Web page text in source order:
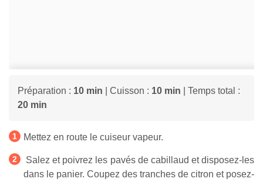
Préparation : 10 min | Cuisson : 10 min | Temps total :
20 min
Mettez en route le cuiseur vapeur.
Salez et poivrez les pavés de cabillaud et disposez-les
dans le panier. Coupez des tranches de citron et posez-